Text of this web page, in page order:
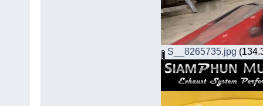
S__8265735.jpg